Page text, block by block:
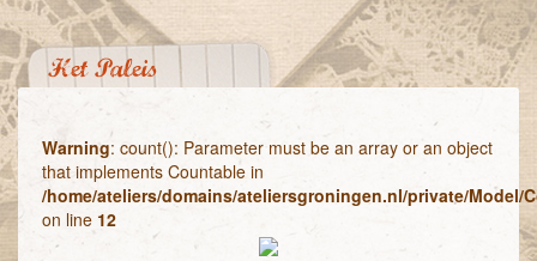
Het Paleis
Warning: count(): Parameter must be an array or an object
that implements Countable in
/home/ateliers/domains/ateliersgroningen.nl/private/Model/
on line 12